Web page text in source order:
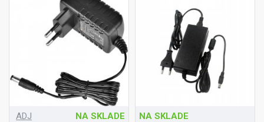
ADJ NA SKLADE NA SKLADE